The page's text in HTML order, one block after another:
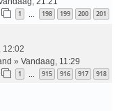
1 … 198 199 200 201
12:02
» Vandaag, 11:29
1 … 915 916 917 918